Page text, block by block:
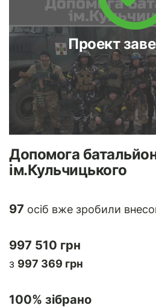
Проект
Допомога
ім.Кульчицького
97 осіб вже зробили
997 510 грн
з 997 369 грн
100% зібрано